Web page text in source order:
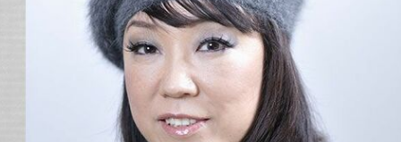
ワードタグ一覧
#後藤真希 #城彰二